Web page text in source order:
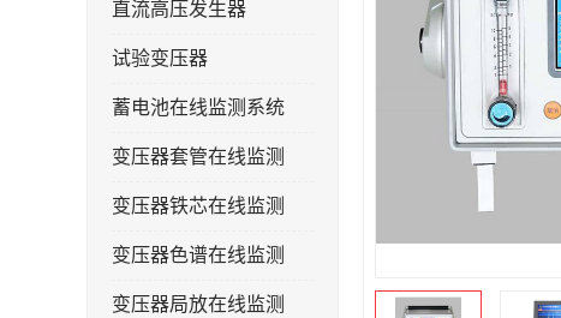
直流高压发生器
试验变压器
蓄电池在线监测系统
变压器套管在线监测
变压器铁芯在线监测
变压器色谱在线监测
变压器局放在线监测